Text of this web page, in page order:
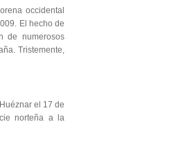
occidental
El hecho de
de numerosos
Tristemente,
el 17 de
norteña a la